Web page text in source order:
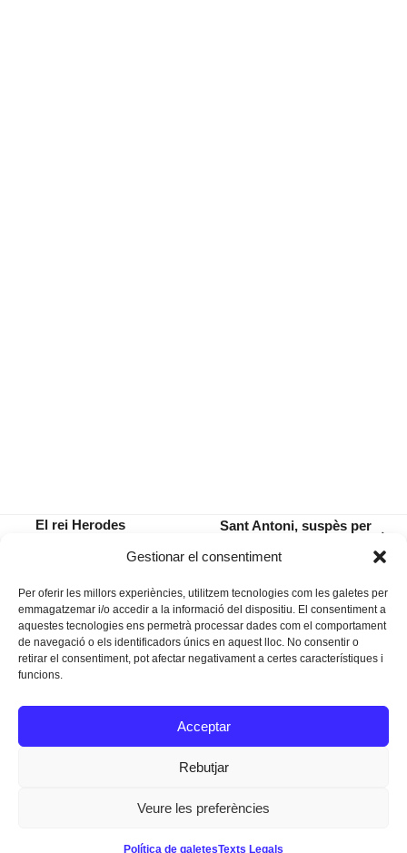
Gestionar el consentiment
Per oferir les millors experiències, utilitzem tecnologies com les galetes per
emmagatzemar i/o accedir a la informació del dispositiu. El consentiment a
aquestes tecnologies ens permetrà processar dades com el comportament
de navegació o els identificadors únics en aquest lloc. No consentir o
retirar el consentiment, pot afectar negativament a certes característiques i
funcions.
Acceptar
Rebutjar
Veure les preferències
Política de galetesTexts Legals
El rei Herodes
post:
Sant Antoni, suspès per
Instagram
Facebook
Twitter
Texts Legals